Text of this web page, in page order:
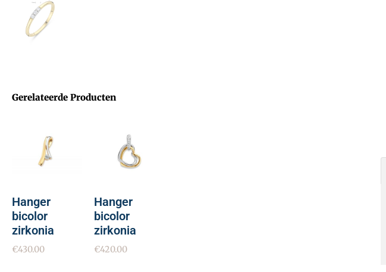
Gerelateerde Producten
Hanger
bicolor
zirkonia
€430.00
Hanger
bicolor
zirkonia
€420.00